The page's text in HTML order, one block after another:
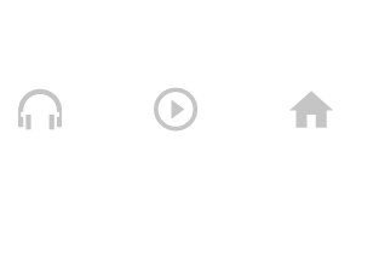
بفضل الله – 05 أغسطس 2026م